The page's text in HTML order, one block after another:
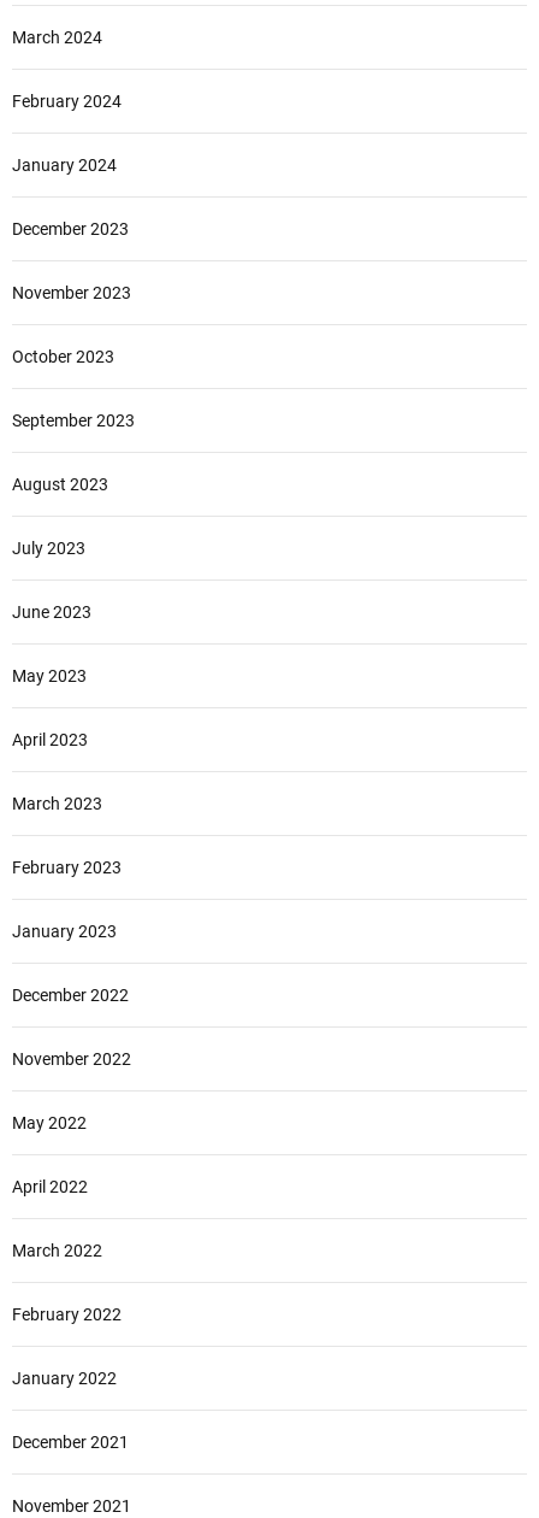
March 2024
February 2024
January 2024
December 2023
November 2023
October 2023
September 2023
August 2023
July 2023
June 2023
May 2023
April 2023
March 2023
February 2023
January 2023
December 2022
November 2022
May 2022
April 2022
March 2022
February 2022
January 2022
December 2021
November 2021